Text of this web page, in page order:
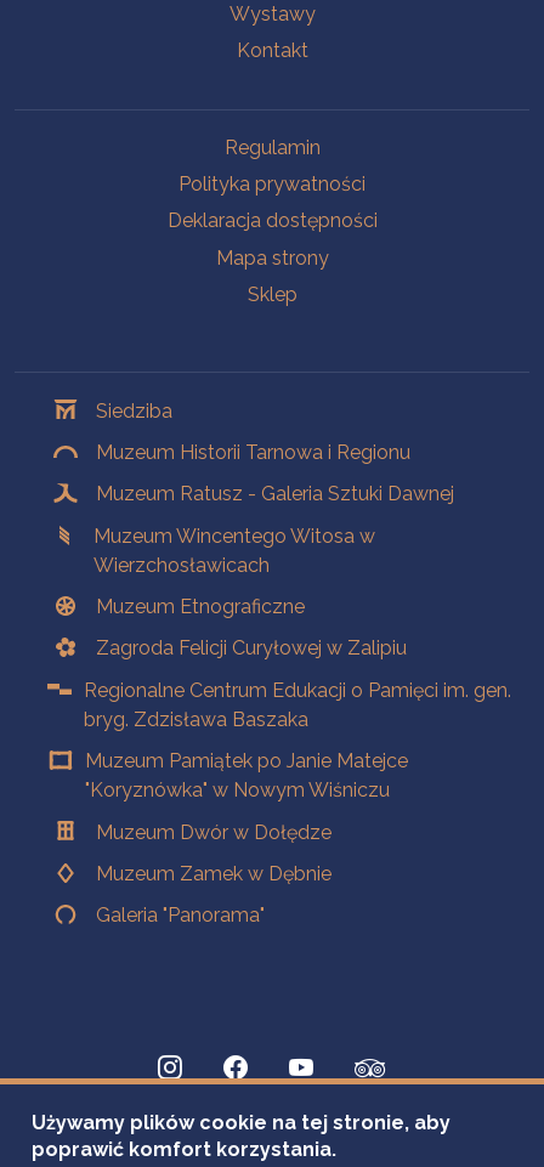
Wystawy
Kontakt
Regulamin
Polityka prywatności
Deklaracja dostępności
Mapa strony
Sklep
Siedziba
Muzeum Historii Tarnowa i Regionu
Muzeum Ratusz - Galeria Sztuki Dawnej
Muzeum Wincentego Witosa w
Wierzchosławicach
Muzeum Etnograficzne
Zagroda Felicji Curyłowej w Zalipiu
Regionalne Centrum Edukacji o Pamięci im. gen.
bryg. Zdzisława Baszaka
Muzeum Pamiątek po Janie Matejce
"Koryznówka" w Nowym Wiśniczu
Muzeum Dwór w Dołędze
Muzeum Zamek w Dębnie
Galeria "Panorama"
Używamy plików cookie na tej stronie, aby
poprawić komfort korzystania.